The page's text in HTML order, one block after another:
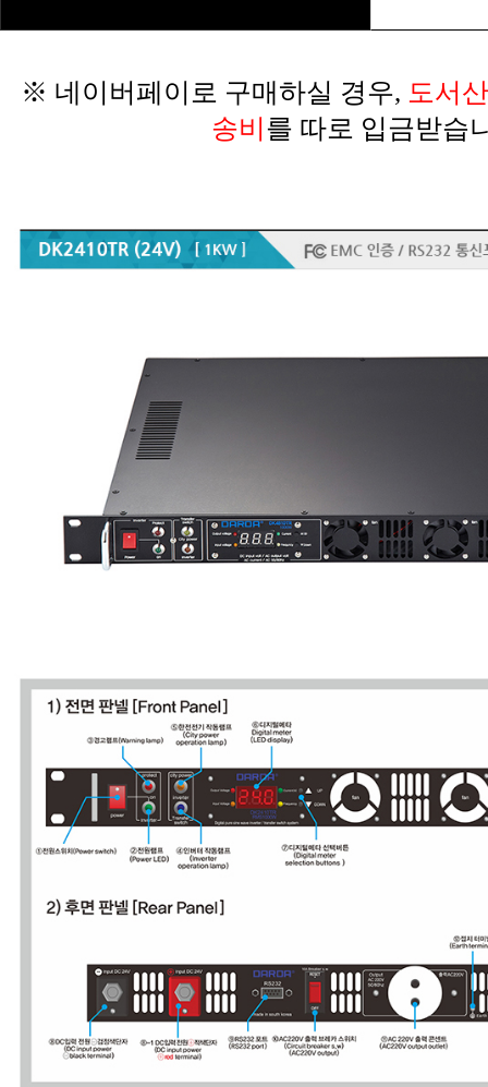
※ 네이버페이로 구매하실 경우,
송비 를 따로 입금받습